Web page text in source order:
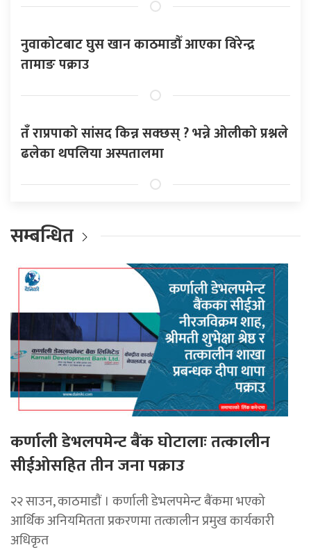
नुवाकोटबाट घुस खान काठमाडौँ आएका विरेन्द्र
तामाङ पक्राउ
तँ राप्रपाको सांसद किन्न सक्छस् ? भन्ने ओलीको प्रश्नले
ढलेका थपलिया अस्पतालमा
सम्बन्धित
कर्णाली डेभलपमेन्ट बैंक घोटालाः तत्कालीन
सीईओसहित तीन जना पक्राउ
२२ साउन, काठमाडाैं । कर्णाली डेभलपमेन्ट बैंकमा भएको
आर्थिक अनियमितता प्रकरणमा तत्कालीन प्रमुख कार्यकारी
अधिकृत